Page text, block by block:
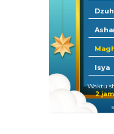
Isya
Waktu
2